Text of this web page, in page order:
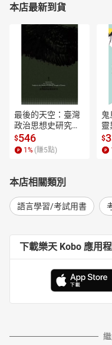
本店最新到貨
最後的天空：臺灣
政治思想史研究
【電子書】
$546
1 % (賺5點)
靈
書
$
1
本店相關類別
語言學習/考試用書
下載樂天 Kobo 應用